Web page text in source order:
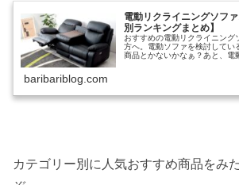
電動リクライニングソフ
別ランキングまとめ】
おすすめの電動リクライニング
方へ。電動ソファを検討してい
商品とかないかなぁ？あと、電
baribariblog.com
カテゴリー別に人気おすすめ商品をみ